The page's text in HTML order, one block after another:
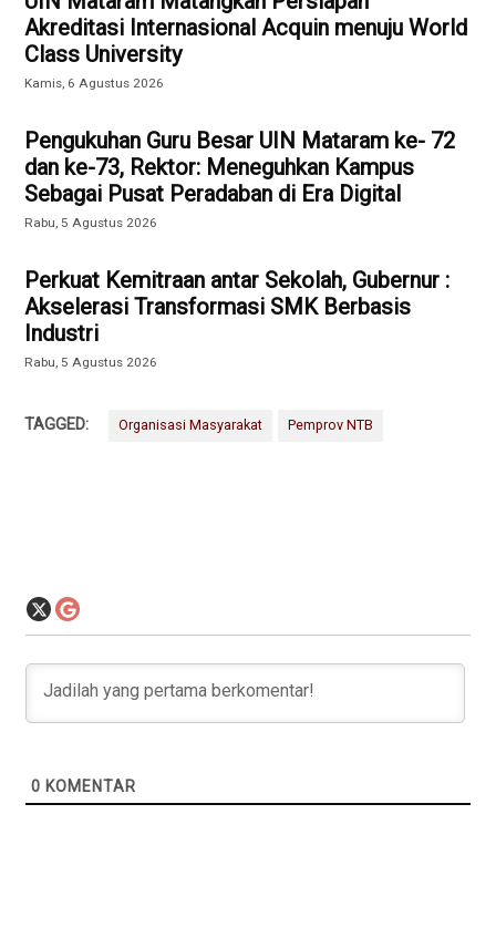
Akreditasi Internasional Acquin menuju World
Class University
Kamis, 6 Agustus 2026
Pengukuhan Guru Besar UIN Mataram ke- 72
dan ke-73, Rektor: Meneguhkan Kampus
Sebagai Pusat Peradaban di Era Digital
Rabu, 5 Agustus 2026
Perkuat Kemitraan antar Sekolah, Gubernur :
Akselerasi Transformasi SMK Berbasis
Industri
Rabu, 5 Agustus 2026
TAGGED: Organisasi Masyarakat Pemprov NTB
0 KOMENTAR